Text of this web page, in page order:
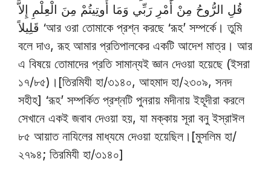
قُلِ الرُّوحُ مِنْ أَمْرِ رَبِّي وَمَا أُوتِيتُمْ مِنَ الْعِلْمِ إِلاَّ
قَلِيلاً ‘আর ওরা তোমাকে প্রশ্ন করছে ‘রূহ’ সম্পর্কে। তুমি
বলে দাও, রূহ আমার প্রতিপালকের একটি আদেশ মাত্র। আর
এ বিষয়ে তোমাদের প্রতি সামান্যই জ্ঞান দেওয়া হয়েছে (ইসরা
১৭/৮৫)।[তিরমিযী হা/৩১৪০, আহমাদ হা/২৩০৯, সনদ
সহীহ] ‘রূহ’ সম্পর্কিত প্রশ্নটি পুনরায় মদীনায় ইহূদীরা করলে
সেখানে একই জবাব দেওয়া হয়, যা মক্কায় সূরা বনু ইস্রাঈল
৮৫ আয়াত নাযিলের মাধ্যমে দেওয়া হয়েছিল।[মুসলিম হা/
২৭৯৪; তিরমিযী হা/৩১৪০]